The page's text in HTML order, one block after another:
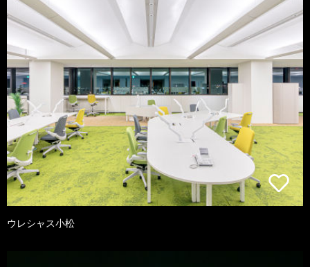
ウレシャス小松